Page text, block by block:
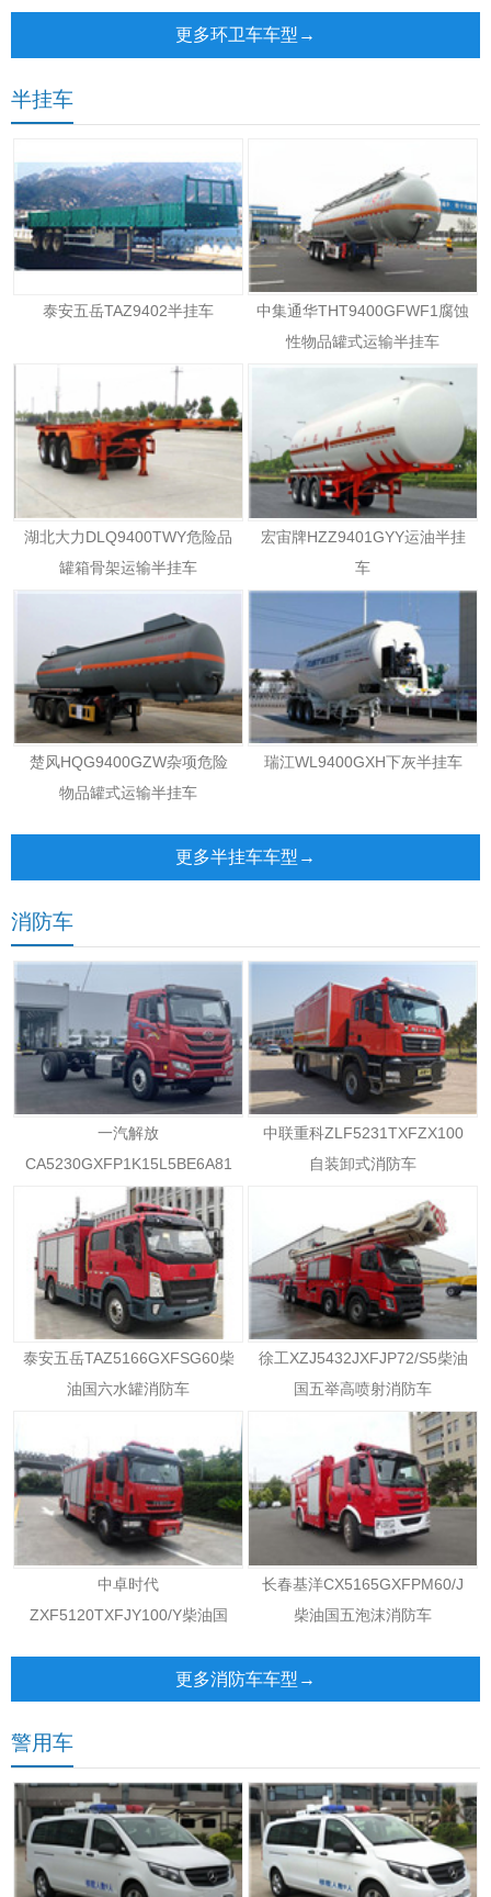
更多环卫车车型→
半挂车
泰安五岳TAZ9402半挂车
中集通华THT9400GFWF1腐蚀
性物品罐式运输半挂车
湖北大力DLQ9400TWY危险品
罐箱骨架运输半挂车
宏宙牌HZZ9401GYY运油半挂
车
楚风HQG9400GZW杂项危险
物品罐式运输半挂车
瑞江WL9400GXH下灰半挂车
更多半挂车车型→
消防车
一汽解放
CA5230GXFP1K15L5BE6A81
柴油国六消防车
中联重科ZLF5231TXFZX100
自装卸式消防车
泰安五岳TAZ5166GXFSG60柴
油国六水罐消防车
徐工XZJ5432JXFJP72/S5柴油
国五举高喷射消防车
中卓时代
ZXF5120TXFJY100/Y柴油国
长春基洋CX5165GXFPM60/J
柴油国五泡沫消防车
更多消防车车型→
警用车